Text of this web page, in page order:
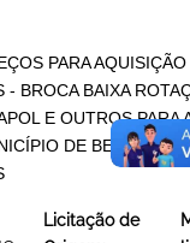
PARA
BROCA BAIXA
E OUTROS PARA
DE BELO
Licitação de